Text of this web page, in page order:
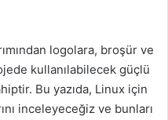
logolara, broşür ve
kullanılabilecek güçlü
Bu yazıda, Linux için
inceleyeceğiz ve bunları